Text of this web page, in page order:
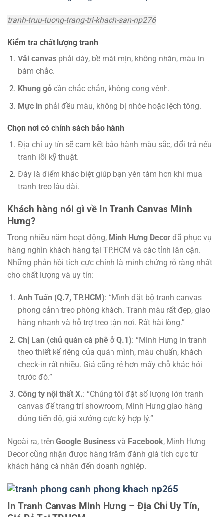
tranh-truu-tuong-trang-tri-khach-san-np276
Kiểm tra chất lượng tranh
Vải canvasphải dày, bề mặt mịn, không nhăn, màu in
bám chắc.
Khung gỗcần chắc chắn, không cong vênh.
Mực in phải đều màu, không bị nhòe hoặc lệch tông.
Chọn nơi có chính sách bảo hành
Địa chỉ uy tín sẽ cam kết bảo hành màu sắc, đổi trả nếu
tranh lỗi kỹ thuật.
Đây là điểm khác biệt giúp bạn yên tâm hơn khi mua
tranh treo lâu dài.
Khách hàng nói gì về In Tranh Canvas Minh
Hưng?
Trong nhiều năm hoạt động, Minh Hưng Decor đã phục vụ
hàng nghìn khách hàng tại TP.HCM và các tỉnh lân cận.
Những phản hồi tích cực chính là minh chứng rõ ràng nhất
cho chất lượng và uy tín:
Anh Tuấn (Q.7, TP.HCM): “Mình đặt bộ tranh canvas
phong cảnh treo phòng khách. Tranh màu rất đẹp, giao
hàng nhanh và hỗ trợ treo tận nơi. Rất hài lòng.”
Chị Lan (chủ quán cà phê ở Q.1): “Minh Hưng in tranh
theo thiết kế riêng của quán mình, màu chuẩn, khách
check-in rất nhiều. Giá cũng rẻ hơn mấy chỗ khác hỏi
trước đó.”
Công ty nội thất X.: “Chúng tôi đặt số lượng lớn tranh
canvas để trang trí showroom, Minh Hưng giao hàng
đúng tiến độ, giá xưởng cực kỳ hợp lý.”
Ngoài ra, trên Google Business và Facebook, Minh Hưng
Decor cũng nhận được hàng trăm đánh giá tích cực từ
khách hàng cá nhân đến doanh nghiệp.
In Tranh Canvas Minh Hưng – Địa Chỉ Uy Tín,